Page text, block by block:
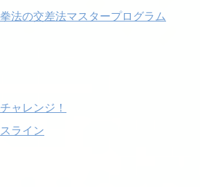
法の交差法マスタープログラム
ャレンジ！
ライン